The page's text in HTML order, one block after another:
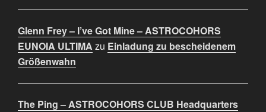
Glenn Frey – I’ve Got Mine – ASTROCOHORS
EUNOIA ULTIMA zu Einladung zu bescheidenem
Größenwahn
The Ping – ASTROCOHORS CLUB Headquarters